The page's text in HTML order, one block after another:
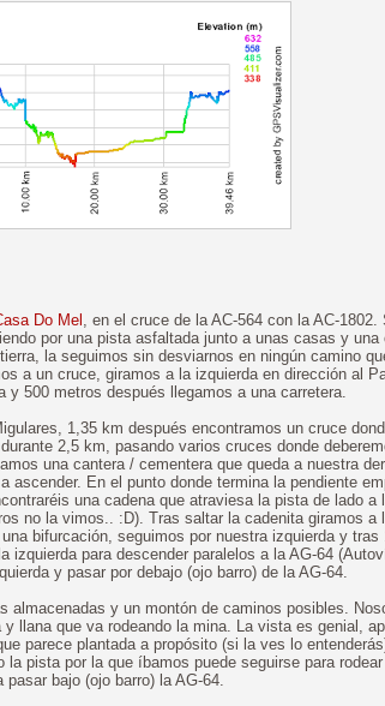
Do Mel , en el cruce de la AC-564 con la AC-1802.
por una pista asfaltada junto a unas casas y una
la seguimos sin desviarnos en ningún camino
a un cruce, giramos a la izquierda en dirección al
y 500 metros después llegamos a una carretera.
1,35 km después encontramos un cruce
2,5 km, pasando varios cruces donde
una cantera / cementera que queda a nuestra
ascender. En el punto donde termina la pendiente
una cadena que atraviesa la pista de lado a
no la vimos.. :D). Tras saltar la cadenita giramos a
bifurcación, seguimos por nuestra izquierda y tras
izquierda para descender paralelos a la AG-64
y pasar por debajo (ojo barro) de la AG-64.
almacenadas y un montón de caminos posibles.
llana que va rodeando la mina. La vista es genial,
parece plantada a propósito (si la ves lo
pista por la que íbamos puede seguirse para
bajo (ojo barro) la AG-64.